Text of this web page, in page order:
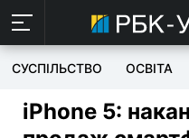
СУСПІЛЬСТВО ОСВІТА
iPhone 5: